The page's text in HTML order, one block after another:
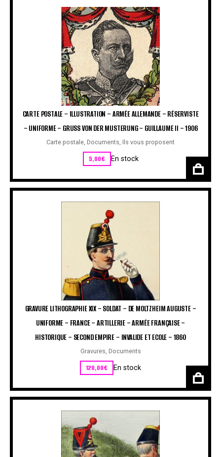
CARTE POSTALE – ILLUSTRATION – ARMÉE ALLEMANDE – RÉSERVISTE
– UNIFORME – GRUSS VON DER MUSTERUNG – GUILLAUME II – 1906
Carte postale, Documents, Ils vous proposent
5,00€ En stock
GRAVURE LITHOGRAPHIE XIX – SOLDAT – DE MOLTZHEIM AUGUSTE –
UNIFORME – FRANCE – ARTILLERIE – ARMÉE FRANÇAISE –
HISTORIQUE – SECOND EMPIRE – INVALIDE ET ECOLE – 1860
Gravures, Documents
120,00€ En stock